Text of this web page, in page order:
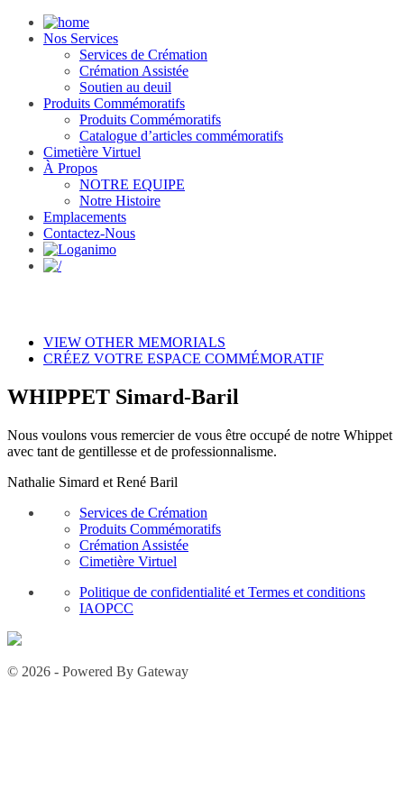
Nos Services
Services de Crémation
Crémation Assistée
Soutien au deuil
Produits Commémoratifs
Produits Commémoratifs
Catalogue d’articles commémoratifs
Cimetière Virtuel
À Propos
NOTRE EQUIPE
Notre Histoire
Emplacements
Contactez-Nous
VIEW OTHER MEMORIALS
CRÉEZ VOTRE ESPACE COMMÉMORATIF
WHIPPET Simard-Baril
Nous voulons vous remercier de vous être occupé de notre Whippet
avec tant de gentillesse et de professionnalisme.
Nathalie Simard et René Baril
Services de Crémation
Produits Commémoratifs
Crémation Assistée
Cimetière Virtuel
Politique de confidentialité et Termes et conditions
IAOPCC
© 2026 - Powered By Gateway